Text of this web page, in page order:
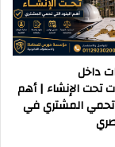
داخل
تحت الإنشاء | أهم
تحمي المشتري في